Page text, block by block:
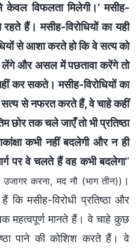
केवल विफलता मिलेगी।’ मसीह-
रहते हैं। मसीह-विरोधियों का यही
से आशा करते हो कि वे सत्य को
लेंगे और असल में पछतावा करेंगे तो
कर सकते। मसीह-विरोधियों का
से नफरत करते हैं, वे चाहे कहीं
छोर तक चले जाएँ तो भी प्रतिष्ठा
कभी नहीं बदलेगी और न ही
पर वे चलते हैं वह कभी बदलेगा”
करना, मद नौ (भाग तीन)) ।
मसीह-विरोधी प्रतिष्ठा और
महत्वपूर्ण मानते हैं। वे चाहे कुछ
पाने की कोशिश करते हैं। वे